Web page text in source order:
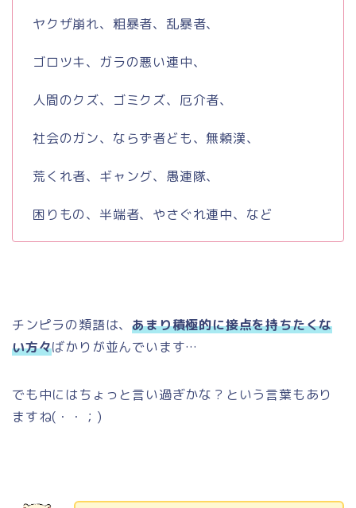
ヤクザ崩れ、粗暴者、乱暴者、
ゴロツキ、ガラの悪い連中、
人間のクズ、ゴミクズ、厄介者、
社会のガン、ならず者ども、無頼漢、
荒くれ者、ギャング、愚連隊、
困りもの、半端者、やさぐれ連中、など
チンピラの類語は、あまり積極的に接点を持ちたくな
い方々ばかりが並んでいます…
でも中にはちょっと言い過ぎかな？という言葉もあり
ますね( ・・； )